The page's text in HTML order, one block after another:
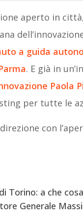
aperto in
a guida
. E già in
Paola
per tutte le
con
Torino: a che
Generale